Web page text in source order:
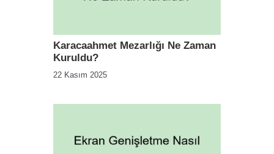
Karacaahmet Mezarlığı Ne Zaman
Kuruldu?
22 Kasım 2025